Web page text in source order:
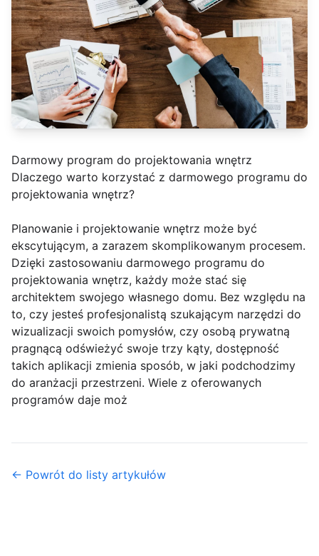
Darmowy program do projektowania wnętrz
Dlaczego warto korzystać z darmowego programu do
projektowania wnętrz?
Planowanie i projektowanie wnętrz może być
ekscytującym, a zarazem skomplikowanym procesem.
Dzięki zastosowaniu darmowego programu do
projektowania wnętrz, każdy może stać się
architektem swojego własnego domu. Bez względu na
to, czy jesteś profesjonalistą szukającym narzędzi do
wizualizacji swoich pomysłów, czy osobą prywatną
pragnącą odświeżyć swoje trzy kąty, dostępność
takich aplikacji zmienia sposób, w jaki podchodzimy
do aranżacji przestrzeni. Wiele z oferowanych
programów daje moż
← Powrót do listy artykułów